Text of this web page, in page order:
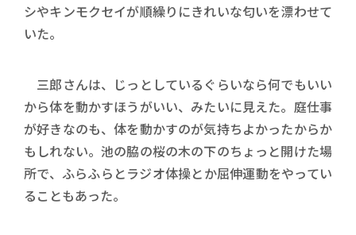
シやキンモクセイが順繰りにきれいな匂いを漂わせて
いた。
三郎さんは、じっとしているぐらいなら何でもいい
から体を動かすほうがいい、みたいに見えた。庭仕事
が好きなのも、体を動かすのが気持ちよかったからか
もしれない。池の脇の桜の木の下のちょっと開けた場
所で、ふらふらとラジオ体操とか屈伸運動をやってい
ることもあった。